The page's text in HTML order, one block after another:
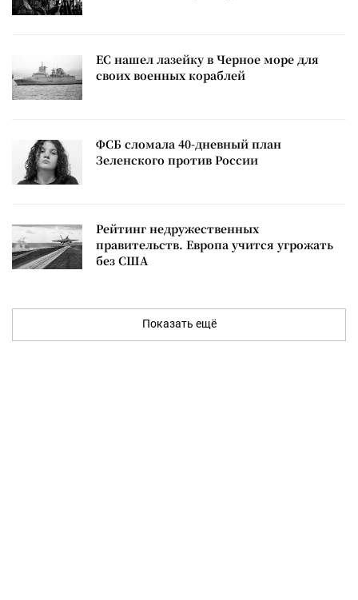
ЕС нашел лазейку в Черное море для
своих военных кораблей
ФСБ сломала 40-дневный план
Зеленского против России
Рейтинг недружественных
правительств. Европа учится угрожать
без США
Показать ещё